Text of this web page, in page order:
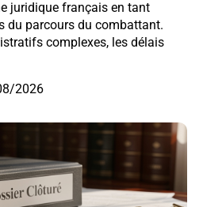
juridique français en tant
du parcours du combattant.
complexes, les délais
2026